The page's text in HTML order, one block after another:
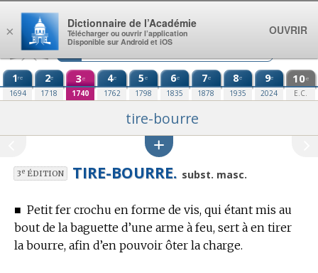
Aller au contenu
1re
1694
2e
1718
3e
1740
4e
1762
5e
1798
6e
1835
7e
1878
8e
1935
9e
2024
10e
E.C.
tire-bourre
3eÉDITION TIRE-BOURRE. subst. masc.
■ Petit fer crochu en forme de vis, qui étant mis au
bout de la baguette d’une arme à feu, sert à en tirer
la bourre, afin d’en pouvoir ôter la charge.
×
Dictionnaire de l’Académie
Télécharger ou ouvrir l’application
Disponible sur Android et iOS
OUVRIR